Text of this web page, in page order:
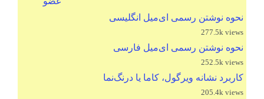
نحوه نوشتن رسمی ای‌میل انگلیسی
277.5k views
نحوه نوشتن رسمی ای‌میل فارسی
252.5k views
کاربرد نشانه ویرگول، کاما یا درنگ‌نما
205.4k views